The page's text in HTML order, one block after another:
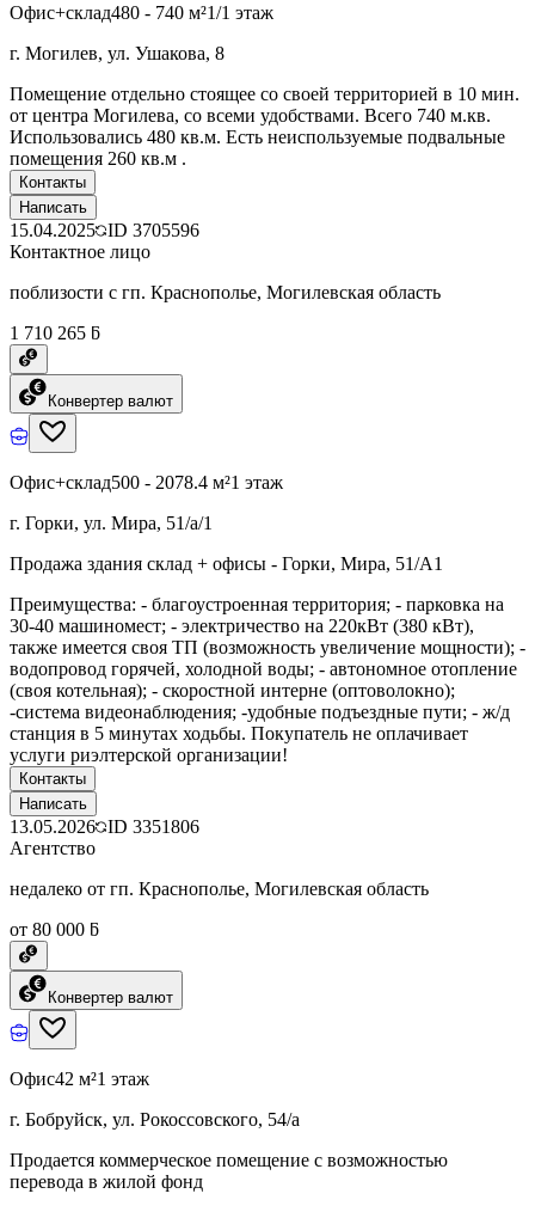
Офис+склад480 - 740 м²1/1 этаж
г. Могилев, ул. Ушакова, 8
Помещение отдельно стоящее со своей территорией в 10 мин.
от центра Могилева, со всеми удобствами. Всего 740 м.кв.
Использовались 480 кв.м. Есть неиспользуемые подвальные
помещения 260 кв.м .
Контакты
Написать
15.04.2025 ID 3705596
Контактное лицо
поблизости с гп. Краснополье, Могилевская область
1 710 265 ƃ
Конвертер валют
Офис+склад500 - 2078.4 м²1 этаж
г. Горки, ул. Мира, 51/а/1
Продажа здания склад + офисы - Горки, Мира, 51/А1
Преимущества: - благоустроенная территория; - парковка на
30-40 машиномест; - электричество на 220кВт (380 кВт),
также имеется своя ТП (возможность увеличение мощности); -
водопровод горячей, холодной воды; - автономное отопление
(своя котельная); - скоростной интерне (оптоволокно);
-система видеонаблюдения; -удобные подъездные пути; - ж/д
станция в 5 минутах ходьбы. Покупатель не оплачивает
услуги риэлтерской организации!
Контакты
Написать
13.05.2026 ID 3351806
Агентство
недалеко от гп. Краснополье, Могилевская область
от 80 000 ƃ
Конвертер валют
Офис42 м²1 этаж
г. Бобруйск, ул. Рокоссовского, 54/а
Продается коммерческое помещение с возможностью
перевода в жилой фонд